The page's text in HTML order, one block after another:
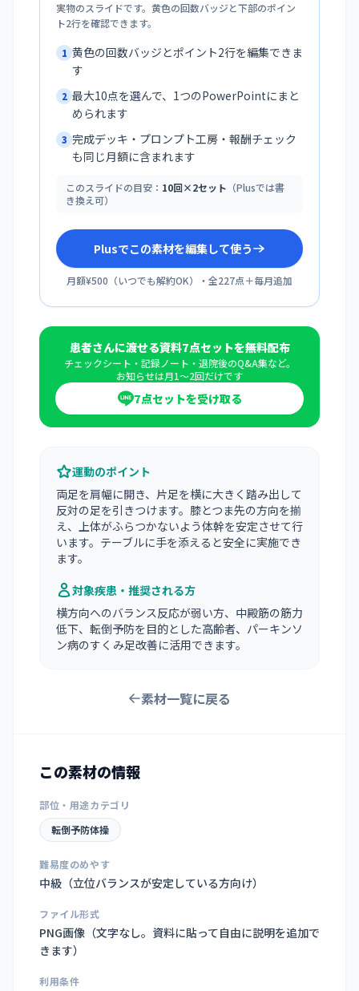
実物のスライドです。黄色の回数バッジと下部のポイン
ト2行を確認できます。
1 黄色の回数バッジとポイント2行を編集できま
す
2 最大10点を選んで、1つのPowerPointにまと
められます
3 完成デッキ・プロンプト工房・報酬チェック
も同じ月額に含まれます
このスライドの目安： 10回×2セット （Plusでは書
き換え可）
Plusでこの素材を編集して使う
月額¥500 （いつでも解約OK）・全227点＋毎月追加
患者さんに渡せる資料7点セットを無料配布
チェックシート・記録ノート・退院後のQ&A集など。
お知らせは月1〜2回だけです
7点セットを受け取る
運動のポイント
両足を肩幅に開き、片足を横に大きく踏み出して
反対の足を引きつけます。膝とつま先の方向を揃
え、上体がふらつかないよう体幹を安定させて行
います。テーブルに手を添えると安全に実施でき
ます。
対象疾患・推奨される方
横方向へのバランス反応が弱い方、中殿筋の筋力
低下、転倒予防を目的とした高齢者、パーキンソ
ン病のすくみ足改善に活用できます。
素材一覧に戻る
この素材の情報
部位・用途カテゴリ
転倒予防体操
難易度のめやす
中級（立位バランスが安定している方向け）
ファイル形式
PNG画像（文字なし。資料に貼って自由に説明を追加で
きます）
利用条件